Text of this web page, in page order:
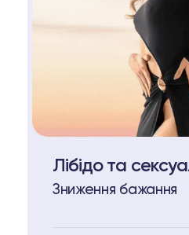
Лібідо та
Зниження бажання